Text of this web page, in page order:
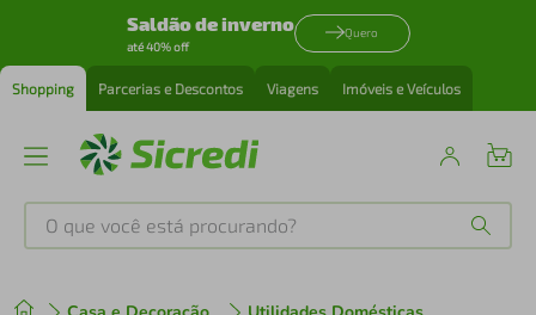
Saldão de inverno
até 40% off
Quero
Shopping Parcerias e Descontos Viagens Imóveis e Veículos
O que você está procurando?